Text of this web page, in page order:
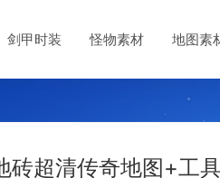
剑甲时装 怪物素材 地图素
砖超清传奇地图+工